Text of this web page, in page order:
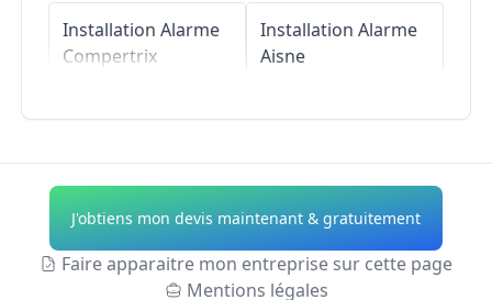
Installation Alarme
Compertrix
Installation Alarme
Pré
Installation Alarme
Fagnières
Installation Alarme
Aisne
Installation Alarme
Alpes-de-Haute-
Provence
J'obtiens mon devis maintenant & gratuitement
Faire apparaitre mon entreprise sur cette page
Mentions légales